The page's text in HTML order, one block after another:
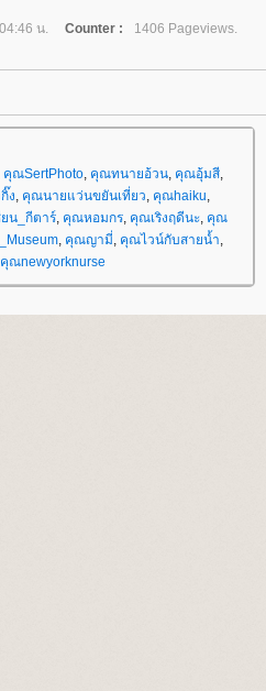
น. Counter :
1406 Pageviews.
คุณSertPhoto, คุณทนายอ้วน, คุณอุ้มสี,
ง, คุณนายแว่นขยันเที่ยว, คุณhaiku,
น_กีตาร์, คุณหอมกร, คุณเริงฤดีนะ, คุณ
, คุณญามี่, คุณไวน์กับสายน้ำ,
คุณnewyorknurse